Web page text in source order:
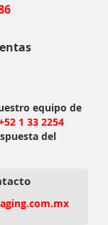
equipo de
1 33 2254
del